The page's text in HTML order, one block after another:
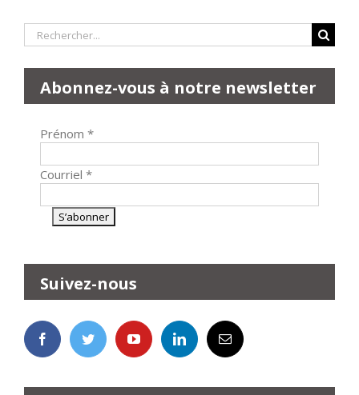
Rechercher:
Abonnez-vous à notre newsletter
Prénom *
Courriel *
Suivez-nous